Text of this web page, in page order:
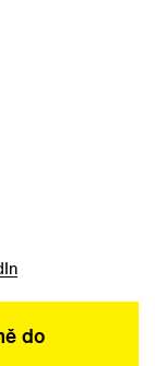
do